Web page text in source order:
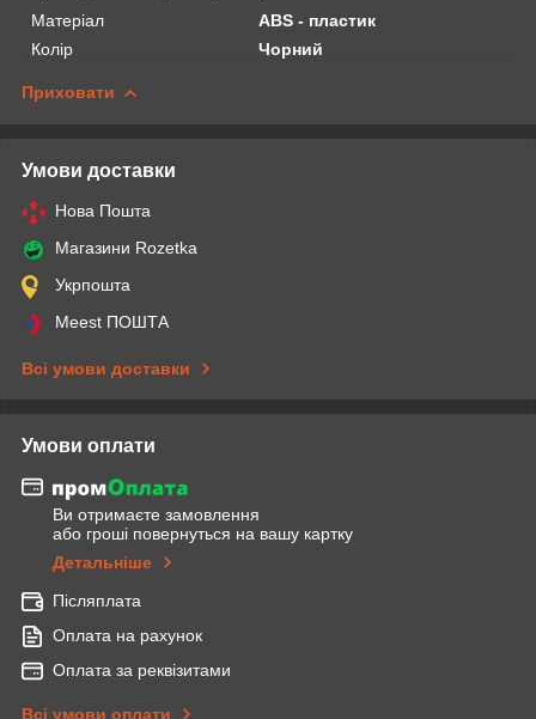
Матеріал
ABS - пластик
Колір
Чорний
Приховати
Умови доставки
Нова Пошта
Магазини Rozetka
Укрпошта
Meest ПОШТА
Всі умови доставки
Умови оплати
Ви отримаєте замовлення
або гроші повернуться на вашу картку
Детальніше
Післяплата
Оплата на рахунок
Оплата за реквізитами
Всі умови оплати